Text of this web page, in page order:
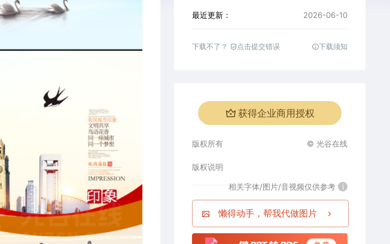
最近更新： 2026-06-10
下载不了？ 点击提交错误 下载须知
获得企业商用授权
版权所有 © 光谷在线
版权说明
相关字体/图片/音视频仅供参考 i
懒得动手，帮我代做图片